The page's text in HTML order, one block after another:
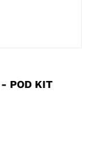
- POD KIT